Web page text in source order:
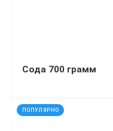
Сода 700 грамм
ПОПУЛЯРНО
код: 15019